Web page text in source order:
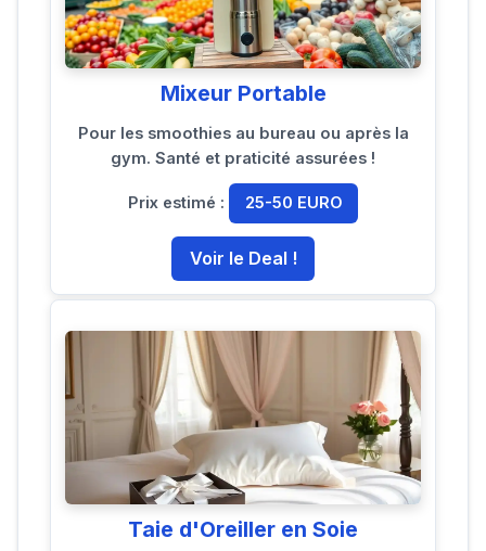
Mixeur Portable
Pour les smoothies au bureau ou après la
gym. Santé et praticité assurées !
Prix estimé : 25-50 EURO
Voir le Deal !
Taie d'Oreiller en Soie